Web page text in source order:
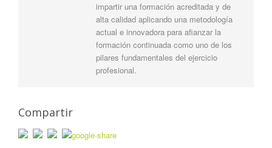
impartir una formación acreditada y de
alta calidad aplicando una metodología
actual e innovadora para afianzar la
formación continuada como uno de los
pilares fundamentales del ejercicio
profesional.
Compartir